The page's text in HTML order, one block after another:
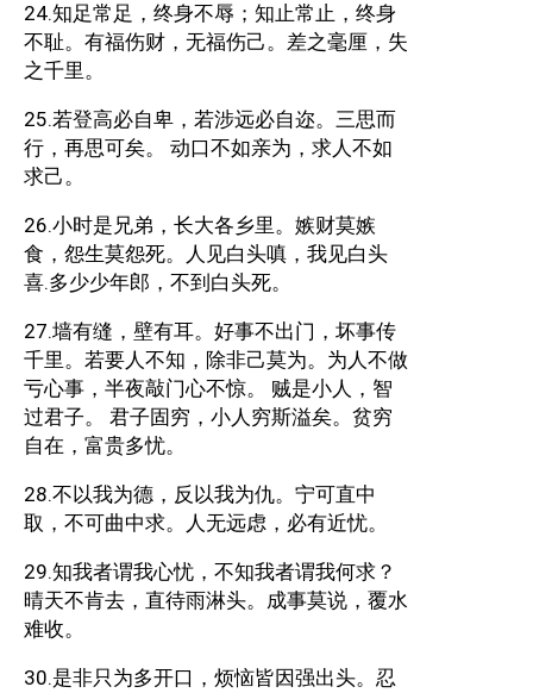
24.知足常足，终身不辱；知止常止，终身
不耻。有福伤财，无福伤己。差之毫厘，失
之千里。
25.若登高必自卑，若涉远必自迩。三思而
行，再思可矣。 动口不如亲为，求人不如
求己。
26.小时是兄弟，长大各乡里。嫉财莫嫉
食，怨生莫怨死。人见白头嗔，我见白头
喜.多少少年郎，不到白头死。
27.墙有缝，壁有耳。好事不出门，坏事传
千里。若要人不知，除非己莫为。为人不做
亏心事，半夜敲门心不惊。 贼是小人，智
过君子。 君子固穷，小人穷斯溢矣。贫穷
自在，富贵多忧。
28.不以我为德，反以我为仇。宁可直中
取，不可曲中求。人无远虑，必有近忧。
29.知我者谓我心忧，不知我者谓我何求？
晴天不肯去，直待雨淋头。成事莫说，覆水
难收。
30.是非只为多开口，烦恼皆因强出头。忍